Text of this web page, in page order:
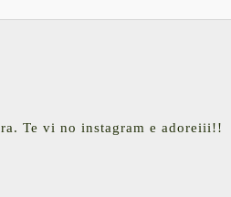
Te vi no instagram e adoreiii!!